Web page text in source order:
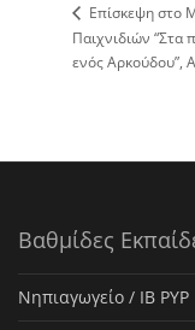
Επίσκεψη στο
Παιχνιδιών “Στα
ενός Αρκούδου”,
Βαθμίδες
Νηπιαγωγείο / IB PYP